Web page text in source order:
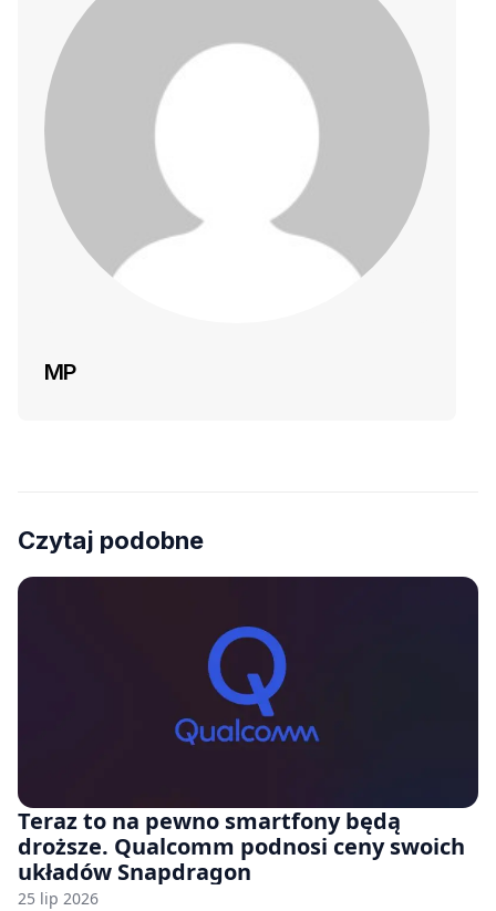
MP
Czytaj podobne
Teraz to na pewno smartfony będą
droższe. Qualcomm podnosi ceny swoich
układów Snapdragon
25 lip 2026